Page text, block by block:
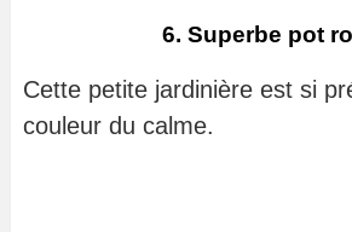
6. Superbe pot
Cette petite jardinière est si
couleur du calme.